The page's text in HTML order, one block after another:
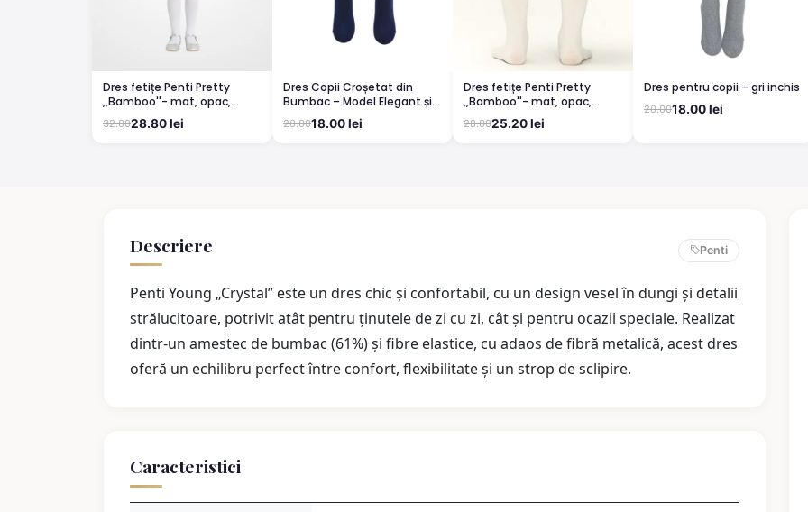
Dres fetițe Penti Pretty
,,Bamboo''- mat, opac,
culoare alb
32.0028.80 lei
Dres Copii Croșetat din
Bumbac – Model Elegant și
Confortabil BLUMARIN
20.0018.00 lei
Dres fetițe Penti Pretty
,,Bamboo''- mat, opac,
culoare vanilie
28.0025.20 lei
Dres pentru copii – gri inchis
20.0018.00 lei
Descriere Penti
Penti Young „Crystal” este un dres chic și confortabil, cu un design vesel în dungi și detalii
strălucitoare, potrivit atât pentru ținutele de zi cu zi, cât și pentru ocazii speciale. Realizat
dintr-un amestec de bumbac (61%) și fibre elastice, cu adaos de fibră metalică, acest dres
oferă un echilibru perfect între confort, flexibilitate și un strop de sclipire.
Caracteristici